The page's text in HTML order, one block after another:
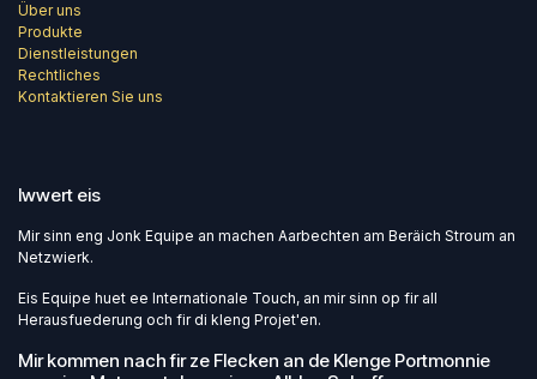
Über uns
Produkte
Dienstleistungen
Rechtliches
Kontaktieren Sie uns
Iwwert eis
Mir sinn eng Jonk Equipe an machen Aarbechten am Beräich Stroum an
Netzwierk.
Eis Equipe huet ee Internationale Touch, an mir sinn op fir all
Herausfuederung och fir di kleng Projet'en.
Mir kommen nach fir ze Flecken an de Klenge Portmonnie